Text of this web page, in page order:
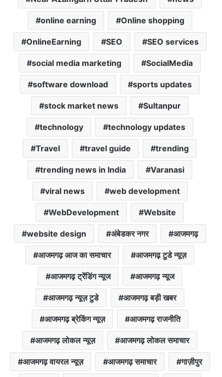
online earning Online shopping
OnlineEarning SEO SEO services
social media marketing SocialMedia
software download sports updates
stock market news Sultanpur
technology technology updates
Travel travel guide trending
trending news in India Varanasi
viral news web development
WebDevelopment Website
website design अंबेडकर नगर आजमगढ़
आजमगढ़ आज का समाचार आजमगढ़ टुडे न्यूज़
आजमगढ़ ट्रेंडिंग न्यूज आजमगढ़ न्यूज
आजमगढ़ न्यूज़ टुडे आजमगढ़ बड़ी खबर
आजमगढ़ ब्रेकिंग न्यूज़ आजमगढ़ राजनीति
आजमगढ़ लोकल न्यूज़ आजमगढ़ लोकल समाचार
आजमगढ़ वायरल न्यूज़ आजमगढ़ समाचार गाज़ीपुर